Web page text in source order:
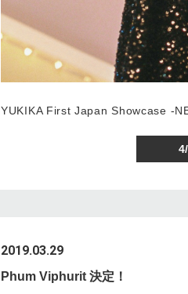
YUKIKA First Japan Showcase -
2019.03.29
Phum Viphurit 決定！